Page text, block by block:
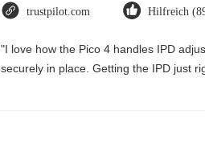
trustpilot.com Hilfreich
"I love how the Pico 4 handles IPD
securely in place. Getting the IPD just